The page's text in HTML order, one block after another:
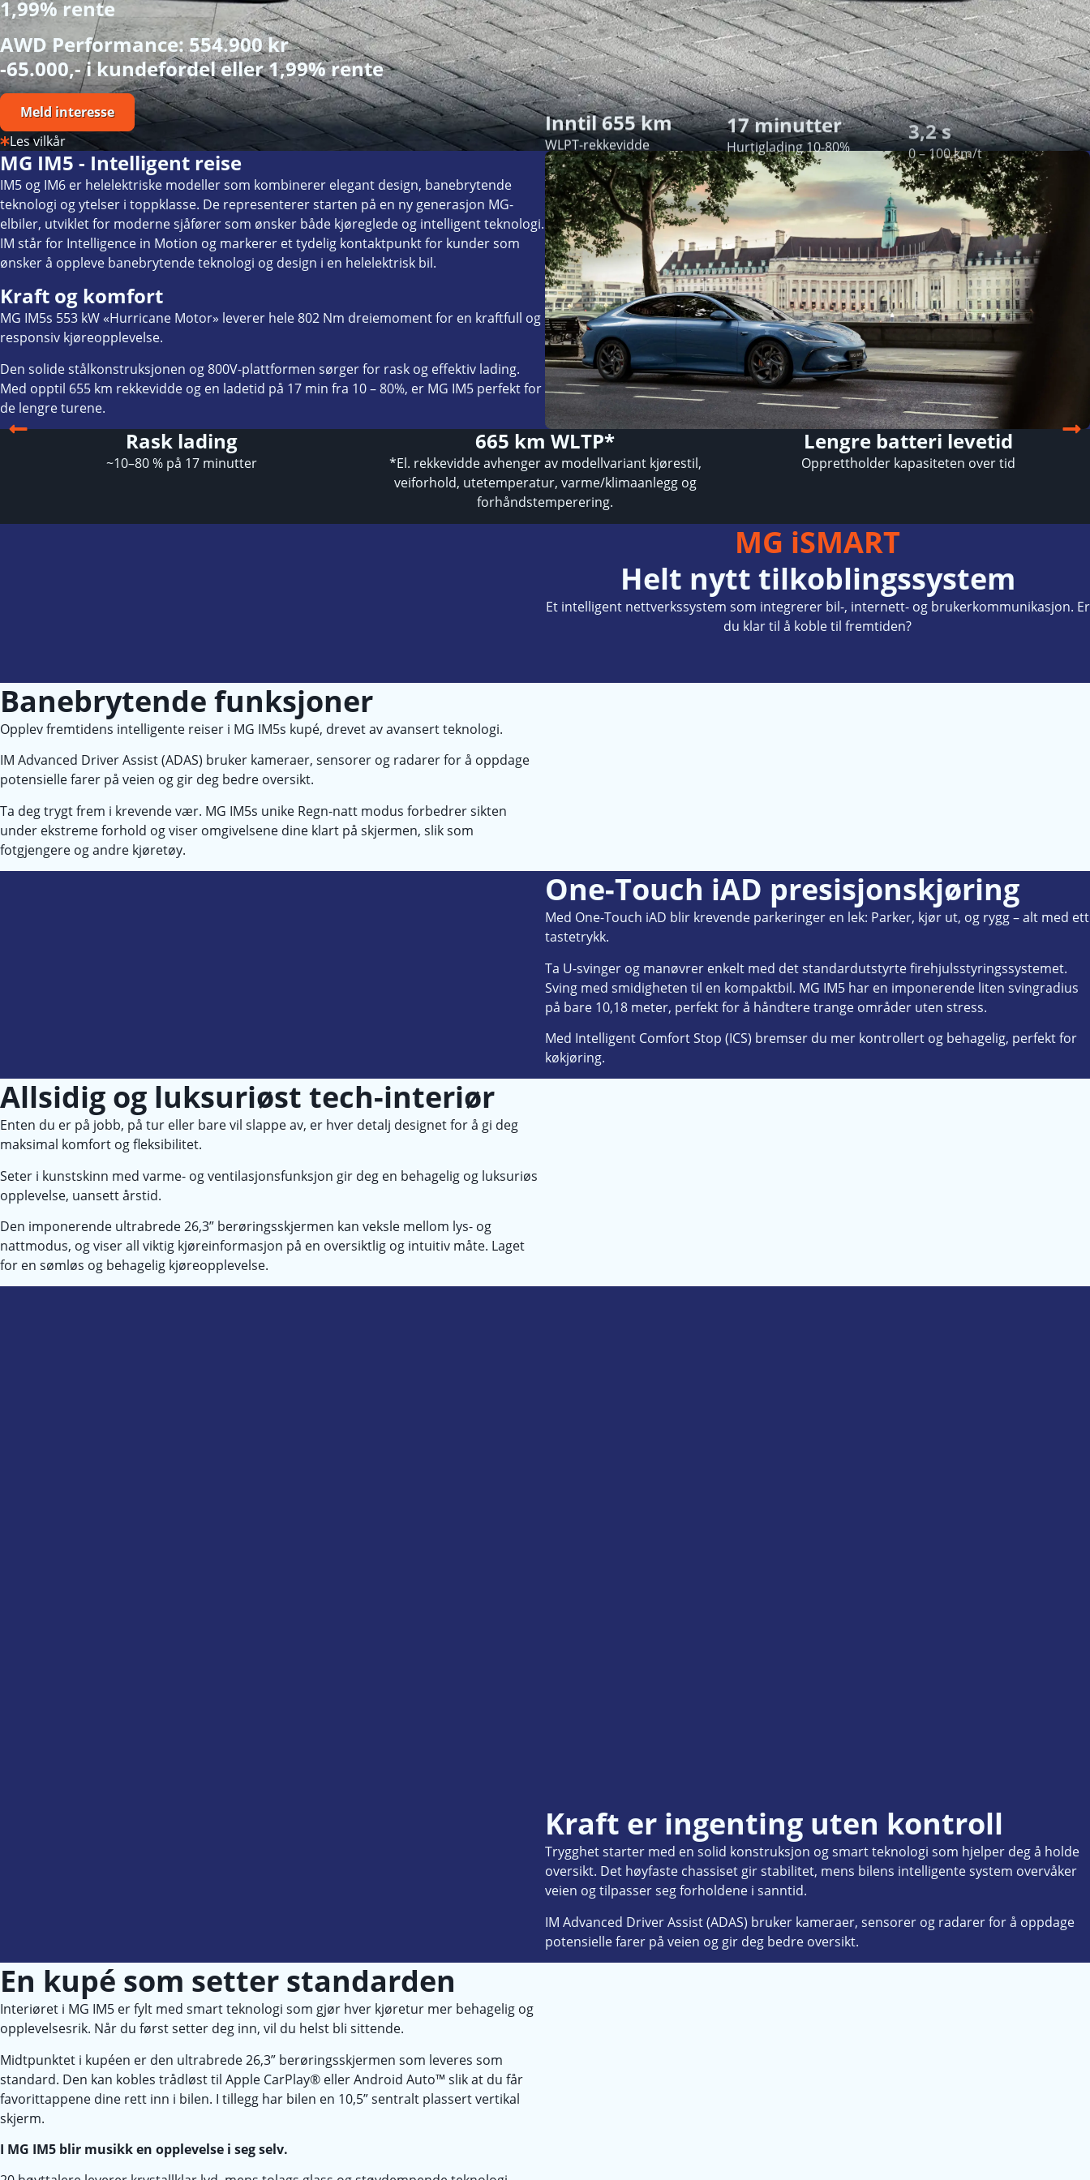
1,99% rente
AWD Performance: 554.900 kr
-65.000,- i kundefordel eller 1,99% rente
Meld interesse
Les vilkår
Inntil 655 km
WLPT-rekkevidde
17 minutter
Hurtiglading 10-80%
3,2 s
0 – 100 km/t
MG IM5 - Intelligent reise
IM5 og IM6 er helelektriske modeller som kombinerer elegant design, banebrytende
teknologi og ytelser i toppklasse. De representerer starten på en ny generasjon MG-
elbiler, utviklet for moderne sjåfører som ønsker både kjøreglede og intelligent teknologi.
IM står for Intelligence in Motion og markerer et tydelig kontaktpunkt for kunder som
ønsker å oppleve banebrytende teknologi og design i en helelektrisk bil.
Kraft og komfort
MG IM5s 553 kW «Hurricane Motor» leverer hele 802 Nm dreiemoment for en kraftfull og
responsiv kjøreopplevelse.
Den solide stålkonstruksjonen og 800V-plattformen sørger for rask og effektiv lading.
Med opptil 655 km rekkevidde og en ladetid på 17 min fra 10 – 80%, er MG IM5 perfekt for
de lengre turene.
Rask lading
~10–80 % på 17 minutter
665 km WLTP*
*El. rekkevidde avhenger av modellvariant kjørestil,
veiforhold, utetemperatur, varme/klimaanlegg og
forhåndstemperering.
Lengre batteri levetid
Opprettholder kapasiteten over tid
MG iSMART
Helt nytt tilkoblingssystem
Et intelligent nettverkssystem som integrerer bil-, internett- og brukerkommunikasjon. Er
du klar til å koble til fremtiden?
Banebrytende funksjoner
Opplev fremtidens intelligente reiser i MG IM5s kupé, drevet av avansert teknologi.
IM Advanced Driver Assist (ADAS) bruker kameraer, sensorer og radarer for å oppdage
potensielle farer på veien og gir deg bedre oversikt.
Ta deg trygt frem i krevende vær. MG IM5s unike Regn-natt modus forbedrer sikten
under ekstreme forhold og viser omgivelsene dine klart på skjermen, slik som
fotgjengere og andre kjøretøy.
One-Touch iAD presisjonskjøring
Med One-Touch iAD blir krevende parkeringer en lek: Parker, kjør ut, og rygg – alt med ett
tastetrykk.
Ta U-svinger og manøvrer enkelt med det standardutstyrte firehjulsstyringssystemet.
Sving med smidigheten til en kompaktbil. MG IM5 har en imponerende liten svingradius
på bare 10,18 meter, perfekt for å håndtere trange områder uten stress.
Med Intelligent Comfort Stop (ICS) bremser du mer kontrollert og behagelig, perfekt for
køkjøring.
Allsidig og luksuriøst tech-interiør
Enten du er på jobb, på tur eller bare vil slappe av, er hver detalj designet for å gi deg
maksimal komfort og fleksibilitet.
Seter i kunstskinn med varme- og ventilasjonsfunksjon gir deg en behagelig og luksuriøs
opplevelse, uansett årstid.
Den imponerende ultrabrede 26,3” berøringsskjermen kan veksle mellom lys- og
nattmodus, og viser all viktig kjøreinformasjon på en oversiktlig og intuitiv måte. Laget
for en sømløs og behagelig kjøreopplevelse.
Kraft er ingenting uten kontroll
Trygghet starter med en solid konstruksjon og smart teknologi som hjelper deg å holde
oversikt. Det høyfaste chassiset gir stabilitet, mens bilens intelligente system overvåker
veien og tilpasser seg forholdene i sanntid.
IM Advanced Driver Assist (ADAS) bruker kameraer, sensorer og radarer for å oppdage
potensielle farer på veien og gir deg bedre oversikt.
En kupé som setter standarden
Interiøret i MG IM5 er fylt med smart teknologi som gjør hver kjøretur mer behagelig og
opplevelsesrik. Når du først setter deg inn, vil du helst bli sittende.
Midtpunktet i kupéen er den ultrabrede 26,3” berøringsskjermen som leveres som
standard. Den kan kobles trådløst til Apple CarPlay® eller Android Auto™ slik at du får
favorittappene dine rett inn i bilen. I tillegg har bilen en 10,5” sentralt plassert vertikal
skjerm.
I MG IM5 blir musikk en opplevelse i seg selv.